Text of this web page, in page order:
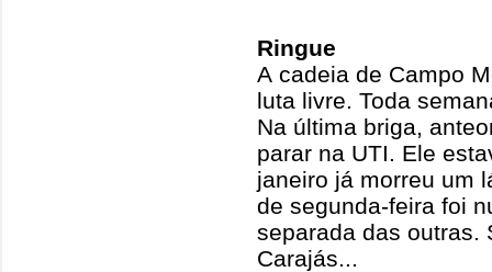
Ringue
A cadeia de Campo
luta livre. Toda
Na última briga,
parar na UTI. Ele
janeiro já morreu um
de segunda-feira foi
separada das outras.
Carajás...